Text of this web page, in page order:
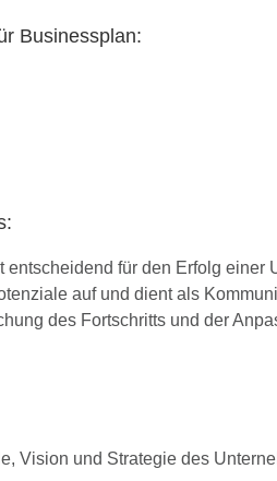
Businessplan:
für den Erfolg
auf und dient als
des Fortschritts und der
Vision und Strategie des